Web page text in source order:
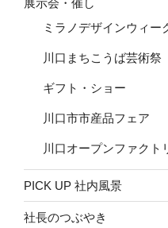
ミラノデザインウィー
川口まちこうば芸術祭
ギフト・ショー
川口市市産品フェア
川口オープンファクト
PICK UP 社内風景
社長のつぶやき